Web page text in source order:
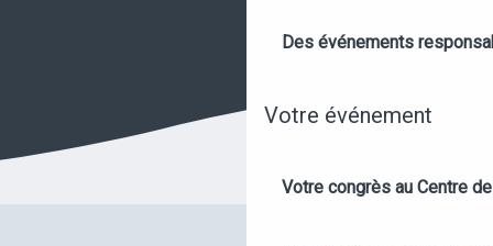
Des événements
Votre événement
Votre congrès au Centre